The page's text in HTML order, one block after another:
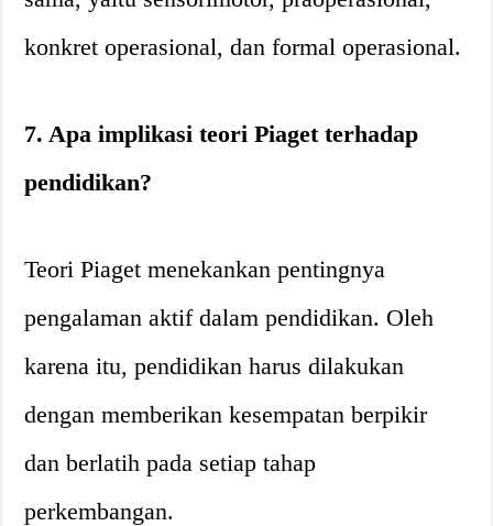
konkret operasional, dan formal operasional.
7. Apa implikasi teori Piaget terhadap
pendidikan?
Teori Piaget menekankan pentingnya
pengalaman aktif dalam pendidikan. Oleh
karena itu, pendidikan harus dilakukan
dengan memberikan kesempatan berpikir
dan berlatih pada setiap tahap
perkembangan.